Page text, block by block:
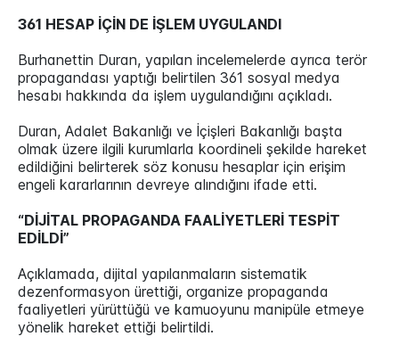
361 HESAP İÇİN DE İŞLEM UYGULANDI
Burhanettin Duran, yapılan incelemelerde ayrıca terör
propagandası yaptığı belirtilen 361 sosyal medya
hesabı hakkında da işlem uygulandığını açıkladı.
Duran, Adalet Bakanlığı ve İçişleri Bakanlığı başta
olmak üzere ilgili kurumlarla koordineli şekilde hareket
edildiğini belirterek söz konusu hesaplar için erişim
engeli kararlarının devreye alındığını ifade etti.
“DİJİTAL PROPAGANDA FAALİYETLERİ TESPİT
EDİLDİ”
Açıklamada, dijital yapılanmaların sistematik
dezenformasyon ürettiği, organize propaganda
faaliyetleri yürüttüğü ve kamuoyunu manipüle etmeye
yönelik hareket ettiği belirtildi.